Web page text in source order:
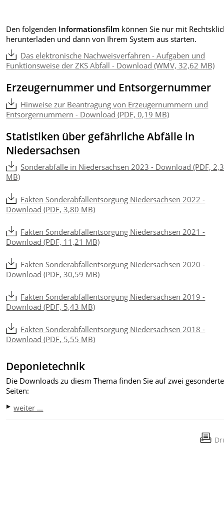
Den folgenden Informationsfilm können Sie nur mit
herunterladen und dann von Ihrem System aus starten.
Das elektronische Nachweisverfahren - Aufgaben und
Funktionsweise der ZKS Abfall - Download (WMV, 32,62 MB)
Erzeugernummer und Entsorgernummer
Hinweise zur Beantragung von Erzeugernummern und
Entsorgernummern - Download (PDF, 0,19 MB)
Statistiken über gefährliche Abfälle in
Niedersachsen
Sonderabfälle in Niedersachsen 2023 - Download (PDF,
MB)
Fakten Sonderabfallentsorgung Niedersachsen 2022 -
Download (PDF, 3,80 MB)
Fakten Sonderabfallentsorgung Niedersachsen 2021 -
Download (PDF, 11,21 MB)
Fakten Sonderabfallentsorgung Niedersachsen 2020 -
Download (PDF, 30,59 MB)
Fakten Sonderabfallentsorgung Niedersachsen 2019 -
Download (PDF, 5,43 MB)
Fakten Sonderabfallentsorgung Niedersachsen 2018 -
Download (PDF, 5,55 MB)
Deponietechnik
Die Downloads zu diesm Thema finden Sie auf zwei
Seiten:
weiter ...